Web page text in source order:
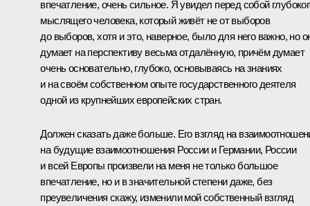
впечатление, очень сильное. Я увидел перед собой
мыслящего человека, который живёт не от выборов
до выборов, хотя и это, наверное, было для него важно, но
думает на перспективу весьма отдалённую, причём думает
очень основательно, глубоко, основываясь на знаниях
и на своём собственном опыте государственного деятеля
одной из крупнейших европейских стран.
Должен сказать даже больше. Его взгляд на
на будущие взаимоотношения России и Германии, России
и всей Европы произвели на меня не только большое
впечатление, но и в значительной степени даже, без
преувеличения скажу, изменили мой собственный взгляд